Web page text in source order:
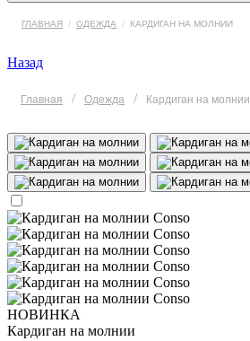
ГЛАВНАЯ / ОДЕЖДА / КАРДИГАН НА МОЛНИИ
Назад
Главная / Одежда / Кардиган на молнии
НОВИНКА
Кардиган на молнии